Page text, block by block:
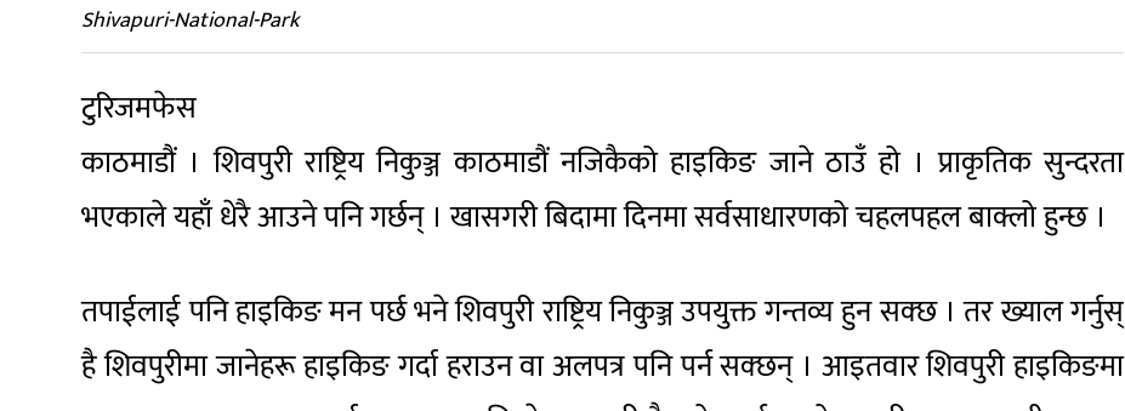
Shivapuri-National-Park
टुरिजमफेस
काठमाडौं । शिवपुरी राष्ट्रिय निकुञ्ज काठमाडौं नजिकैको हाइकिङ जाने ठाउँ हो । प्राकृतिक सुन्दरता
भएकाले यहाँ धेरै आउने पनि गर्छन् । खासगरी बिदामा दिनमा सर्वसाधारणको चहलपहल बाक्लो हुन्छ ।
तपाईलाई पनि हाइकिङ मन पर्छ भने शिवपुरी राष्ट्रिय निकुञ्ज उपयुक्त गन्तव्य हुन सक्छ । तर ख्याल गर्नुस्
है शिवपुरीमा जानेहरू हाइकिङ गर्दा हराउन वा अलपत्र पनि पर्न सक्छन् । आइतवार शिवपुरी हाइकिङमा